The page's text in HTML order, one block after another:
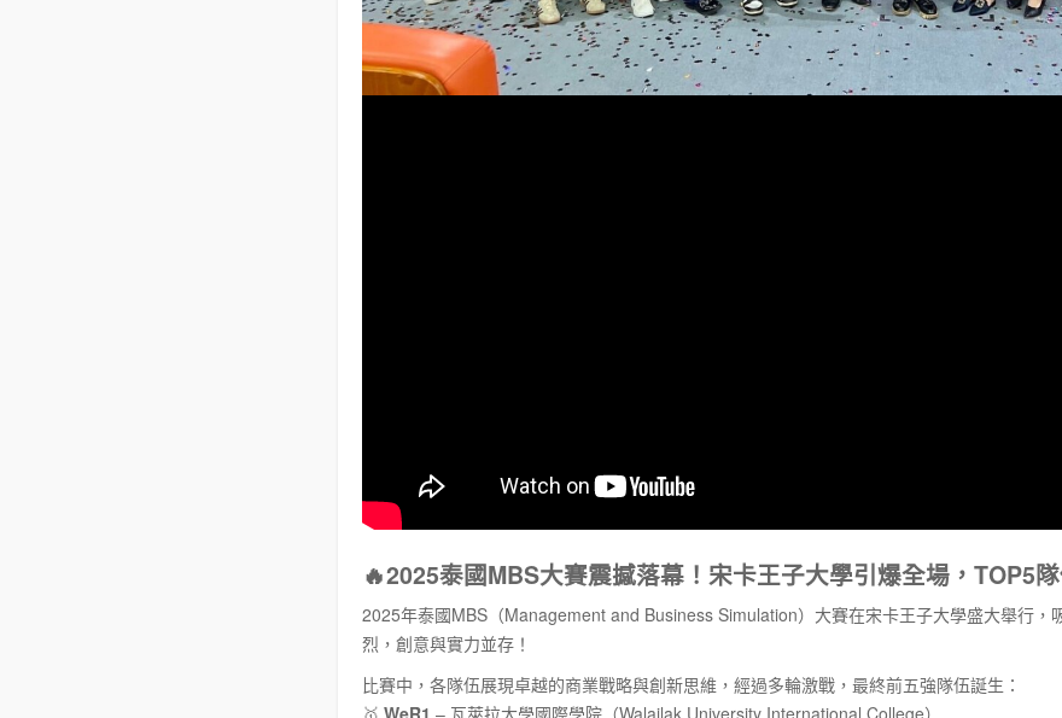
🔥2025泰國MBS大賽震撼落幕！宋卡王子大學引爆全場，TOP5
2025年泰國MBS（Management and Business Simulation）大賽在宋卡王子大學盛大舉行
烈，創意與實力並存！
比賽中，各隊伍展現卓越的商業戰略與創新思維，經過多輪激戰，最終前五強隊伍誕生：
🥇WeR1 – 瓦萊拉大學國際學院（Walailak University International College）